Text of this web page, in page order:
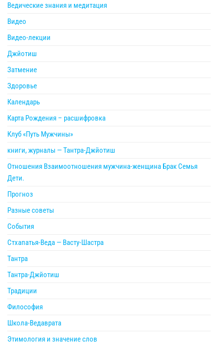
Ведические знания и медитация
Видео
Видео-лекции
Джйотиш
Затмение
Здоровье
Календарь
Карта Рождения – расшифровка
Клуб «Путь Мужчины»
книги, журналы — Тантра-Джйотиш
Отношения Взаимоотношения мужчина-женщина Брак Семья
Дети.
Прогноз
Разные советы
События
Стхапатья-Веда — Васту-Шастра
Тантра
Тантра-Джйотиш
Традиции
Философия
Школа-Ведаврата
Этимология и значение слов